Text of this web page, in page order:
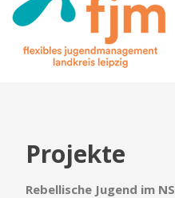
Projekte
Rebellische Jugend im NS